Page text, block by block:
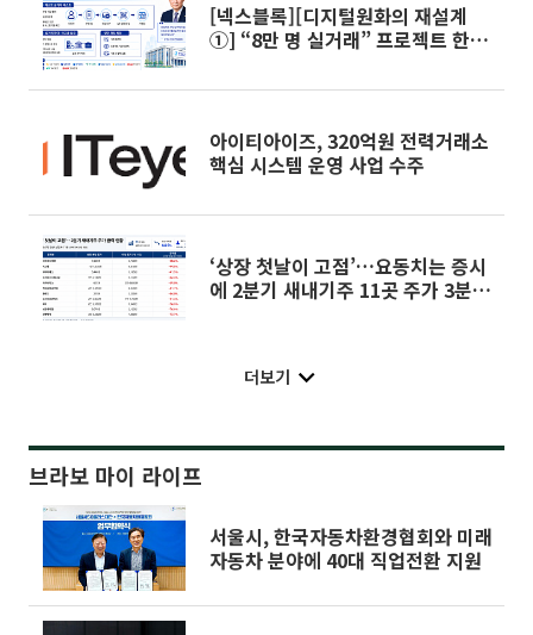
[넥스블록][디지털원화의 재설계
①] “8만 명 실거래” 프로젝트 한
아이티아이즈, 320억원 전력거래소
핵심 시스템 운영 사업 수주
‘상장 첫날이 고점’…요동치는 증시
에 2분기 새내기주 11곳 주가 3분의
더보기
브라보 마이 라이프
서울시, 한국자동차환경협회와 미래
자동차 분야에 40대 직업전환 지원